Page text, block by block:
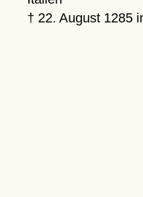
† 22. August 1285